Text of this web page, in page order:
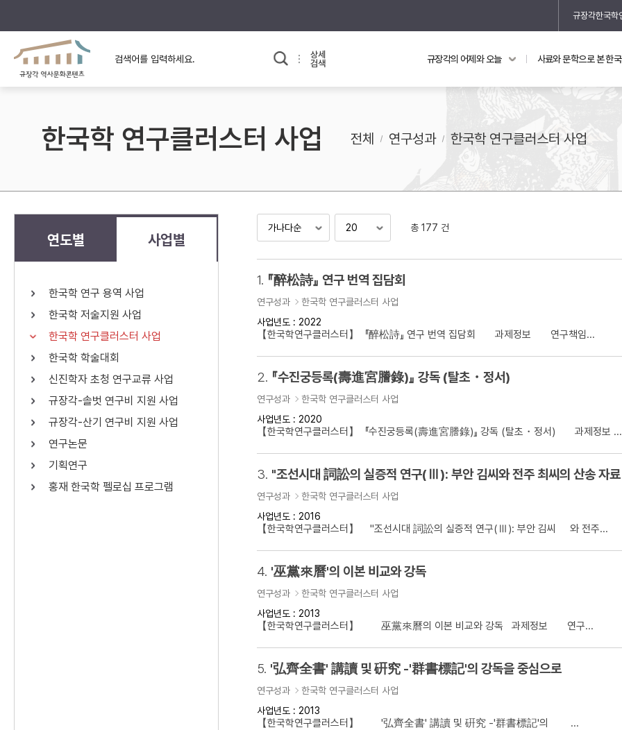
규장각한국학
규장각의 어제와 오늘
규장각 소개영상
사료와 문학으로 본
고대
고려
조선 후기
근대
교과 연동 자료 의궤와 지리지
지리지 이야기
상세
검색
검색 연산자 사용안내
연산자 설명
AND
OR 정조 OR 정약용 “정조” 또는 “정약용”이 포함된 자료를 검색
료를 검색
규장각의 어제와 오늘 사료와 문학으로 본 한
한국학 연구클러스터 사업 전체 연구성과 한국학 연구클러스터 사업
연도별 사업별
한국학 연구 용역 사업
한국학 저술지원 사업
한국학 연구클러스터 사업
한국학 학술대회
신진학자 초청 연구교류 사업
규장각-솔벗 연구비 지원 사업
규장각-산기 연구비 지원 사업
연구논문
기획연구
홍재 한국학 펠로십 프로그램
총 177 건
1. 『醉松詩』 연구 번역 집담회
연구성과
한국학 연구클러스터 사업
사업년도 : 2022
【한국학연구클러스터】 『醉松詩』 연구 번역 집담회 과제정보 연구책임...
2. 『수진궁등록(壽進宮謄錄)』 강독 (탈초・정서)
연구성과
한국학 연구클러스터 사업
사업년도 : 2020
【한국학연구클러스터】 『수진궁등록(壽進宮謄錄)』 강독 (탈초・정서) 과제정보 ...
3. "조선시대 詞訟의 실증적 연구(Ⅲ): 부안 김씨와 전주 최씨의 산
연구성과
한국학 연구클러스터 사업
사업년도 : 2016
【한국학연구클러스터】 "조선시대 詞訟의 실증적 연구(Ⅲ): 부안 김씨 와 전주...
4. '巫黨來曆'의 이본 비교와 강독
연구성과
한국학 연구클러스터 사업
사업년도 : 2013
【한국학연구클러스터】 巫黨來曆의 이본 비교와 강독 과제정보 연구...
5. '弘齊全書' 講讀 및 硏究 -'群書標記'의 강독을 중심으로
연구성과
한국학 연구클러스터 사업
사업년도 : 2013
【한국학연구클러스터】 '弘齊全書' 講讀 및 硏究 -'群書標記'의 ...